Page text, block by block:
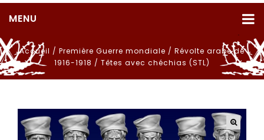
MENU
Accueil / Première Guerre mondiale / Révolte arabe de
1916-1918 / Têtes avec chéchias (STL)